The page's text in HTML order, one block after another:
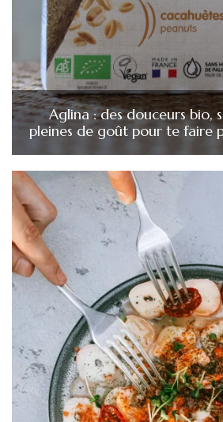
Aglina : des douceurs bio,
pleines de goût pour te faire